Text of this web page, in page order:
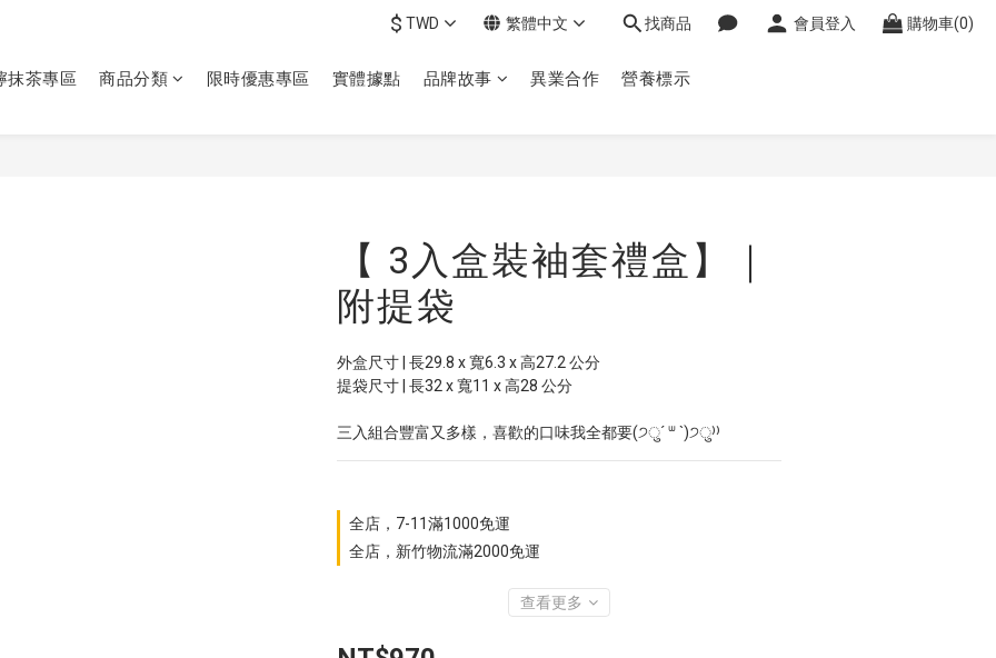
$ TWD 繁體中文 找商品 會員登入 購物車(0)
抹茶專區 商品分類 限時優惠專區 實體據點 品牌故事 異業合作 營養標示
【 3入盒裝袖套禮盒】｜
附提袋
外盒尺寸 | 長29.8 x 寬6.3 x 高27.2 公分
提袋尺寸 | 長32 x 寬11 x 高28 公分
三入組合豐富又多樣，喜歡的口味我全都要(੭ु´ ᐜ `)੭ु⁾⁾
全店，7-11滿1000免運
全店，新竹物流滿2000免運
查看更多